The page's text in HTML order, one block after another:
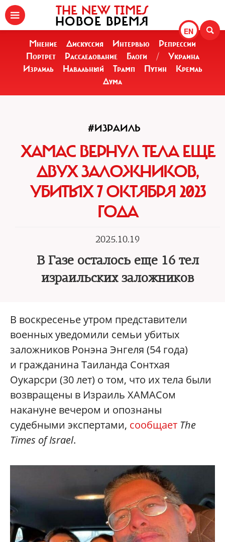
EN
THE NEW TIMES
НОВОЕ ВРЕМЯ
Мнение Дискуссия Интервью
Репрессии
Портрет
Расследование Блоги /
Украина
Израиль
Навальный Трамп Путин
Кремль
Дума
#ИЗРАИЛЬ
ХАМАС ВЕРНУЛ ТЕЛА ЕЩЕ
ДВУХ ЗАЛОЖНИКОВ,
УБИТЫХ 7 ОКТЯБРЯ 2023
ГОДА
2025.10.19
В Газе осталось еще 16 тел
израильских заложников
В воскресенье утром представители
военных уведомили семьи убитых
заложников Ронэна Энгеля (54 года)
и гражданина Таиланда Сонтхая
Оукарсри (30 лет) о том, что их тела были
возвращены в Израиль ХАМАСом
накануне вечером и опознаны
судебными экспертами, сообщает The
Times of Israel.